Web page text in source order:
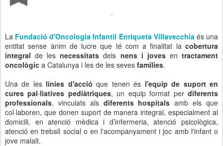
La Fundació d'Oncologia Infantil Enriqueta Villavecchia és una
entitat sense ànim de lucre que té com a finalitat la cobertura
integral de lesnecessitatsdels nens i jovesentractament
oncològic a Catalunya i les de les seves famílies.
Una de les línies d'acció que tenen és l'equip de suport en
cures pal·liatives pediàtriques, un equip format perdiferents
professionals, vinculats als diferents hospitals amb els que
col·laboren, que donen suport de manera integral, especialment al
domicili, en atenció mèdica i d’infermeria, atenció psicològica,
atenció en treball social o en l'acompanyament i joc amb l'infant o
jove malalt.